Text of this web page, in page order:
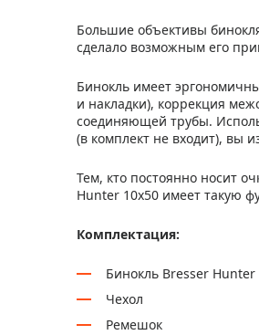
Большие объективы
сделало возможным его
Бинокль имеет
и накладки), коррекция
соединяющей трубы.
(в комплект не входит), вы
Тем, кто постоянно носит
Hunter 10x50 имеет такую
Комплектация:
Бинокль Bresser Hunter
Чехол
Ремешок